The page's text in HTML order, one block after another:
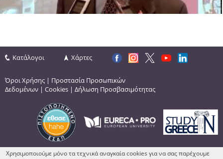
Κατάλογοι Χάρτες
Όροι Χρήσης | Προστασία Προσωπικών
Δεδομένων | Cookies | Δήλωση Προσβασιμότητας
Χρησιμοποιούμε μόνο τα τεχνικά αναγκαία cookies για να σας παρέχουμε